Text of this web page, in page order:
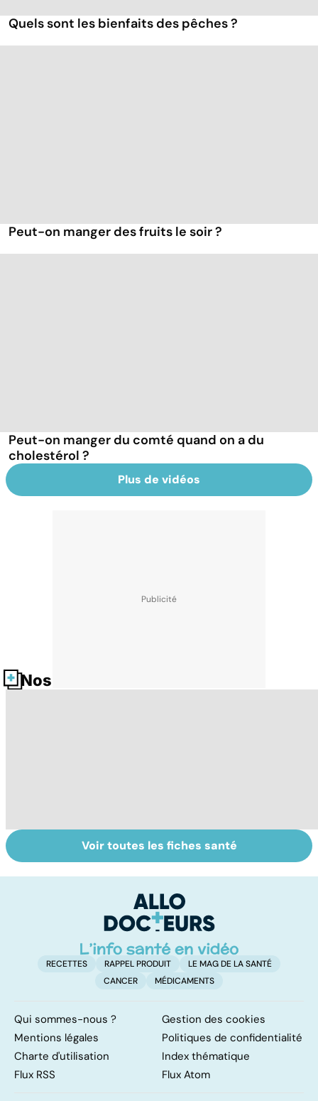
Quels sont les bienfaits des pêches ?
Peut-on manger des fruits le soir ?
Peut-on manger du comté quand on a du
cholestérol ?
Plus de vidéos
Nos fiches santé
Le magnésium,
un oligo-élément
Intestin irritable :
le régime
solution ?
Voir toutes les fiches santé
RECETTES RAPPEL PRODUIT
LE MAG DE LA SANTÉ
CANCER
MÉDICAMENTS
Qui sommes-nous ?
Gestion des cookies
Mentions légales
Politiques de confidentialité
Charte d'utilisation
Index thématique
Flux RSS
Flux Atom